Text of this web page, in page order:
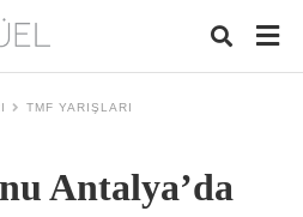
TMF YARIŞLARI
Antalya’da